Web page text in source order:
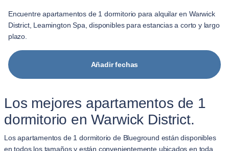
Encuentre apartamentos de 1 dormitorio para alquilar en Warwick
District, Leamington Spa, disponibles para estancias a corto y largo
plazo.
Añadir fechas
Los mejores apartamentos de 1
dormitorio en Warwick District.
Los apartamentos de 1 dormitorio de Blueground están disponibles
en todos los tamaños y están convenientemente ubicados en toda